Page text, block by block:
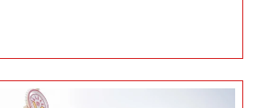
Thể
Bỏ